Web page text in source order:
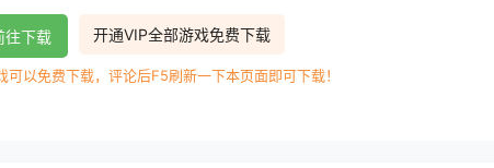
开通VIP全部游戏免费下载
往下载
可以免费下载，评论后F5刷新一下本页面即可下载！